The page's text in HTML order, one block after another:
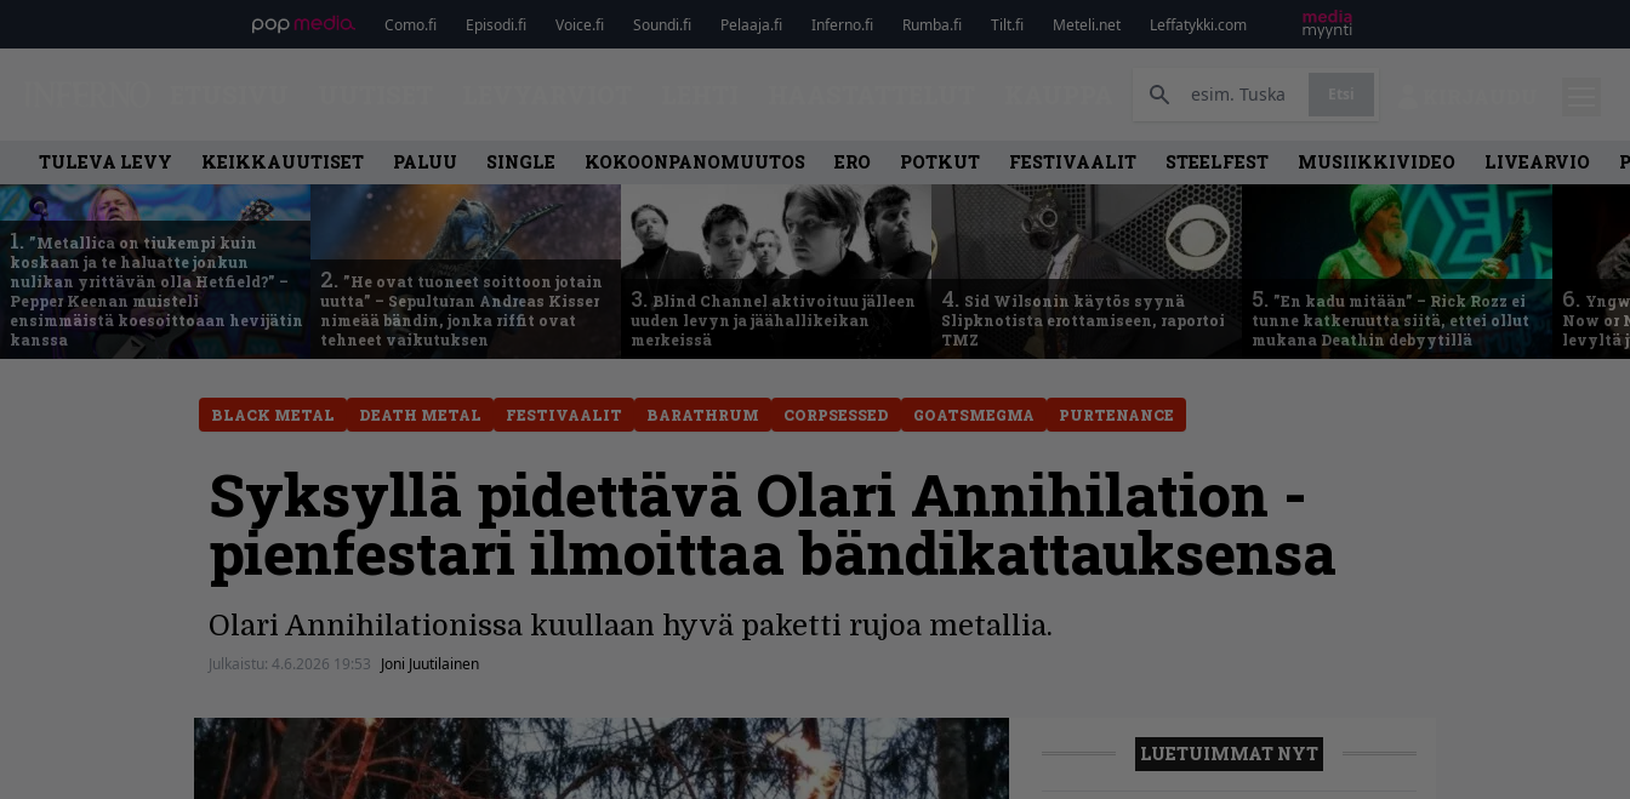
Como.fi Episodi.fi Voice.fi Soundi.fi Pelaaja.fi Inferno.fi Rumba.fi Tilt.fi Meteli.net Leffatykki.com
TULEVA LEVY KEIKKAUUTISET PALUU SINGLE KOKOONPANOMUUTOS ERO POTKUT FESTIVAALIT STEELFEST MUSIIKKIVIDEO LIVEARVIO
1. ”Metallica on tiukempi kuin
koskaan ja te haluatte jonkun
nulikan yrittävän olla Hetfield?” –
Pepper Keenan muisteli
ensimmäistä koesoittoaan hevijätin
kanssa
2. ”He ovat tuoneet soittoon jotain
uutta” – Sepulturan Andreas Kisser
nimeää bändin, jonka riffit ovat
tehneet vaikutuksen
3.Blind Channel aktivoituu jälleen
uuden levyn ja jäähallikeikan
merkeissä
4. Sid Wilsonin käytös syynä
Slipknotista erottamiseen, raportoi
TMZ
5. ”En kadu mitään” – Rick Rozz ei
tunne katkeruutta siitä, ettei ollut
mukana Deathin debyytillä
6.
Now or
levyltä
BLACK METAL DEATH METAL FESTIVAALIT BARATHRUM CORPSESSED GOATSMEGMA PURTENANCE
Syksyllä pidettävä Olari Annihilation -
pienfestari ilmoittaa bändikattauksensa
Olari Annihilationissa kuullaan hyvä paketti rujoa metallia.
Julkaistu: 4.6.2026 19:53 Joni Juutilainen
LUETUIMMAT NYT